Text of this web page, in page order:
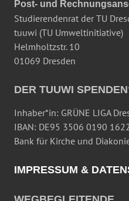
Post- und
Studierendenrat der TU
tuuwi (TU Umweltinitiative)
Helmholtzstr. 10
01069 Dresden
DER TUUWI
Inhaber*in: GRÜNE LIGA
IBAN: DE95 3506 0190
Bank für Kirche und
IMPRESSUM &